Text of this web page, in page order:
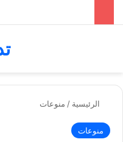
الرئيسية / منوعات
منوعات